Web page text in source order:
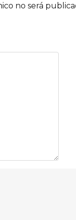
no será